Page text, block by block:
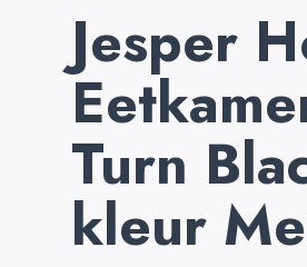
Jesper
Turn
kleur